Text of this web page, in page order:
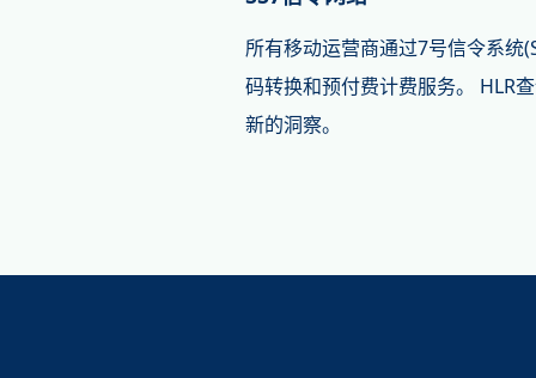
所有移动运营商通过7号信令系统
码转换和预付费计费服务。 HLR
新的洞察。